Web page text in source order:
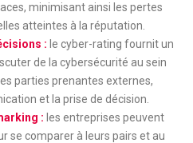
minimisant ainsi les pertes
atteintes à la réputation.
: le cyber-rating fournit un
de la cybersécurité au sein
parties prenantes externes,
et la prise de décision.
: les entreprises peuvent
se comparer à leurs pairs et au